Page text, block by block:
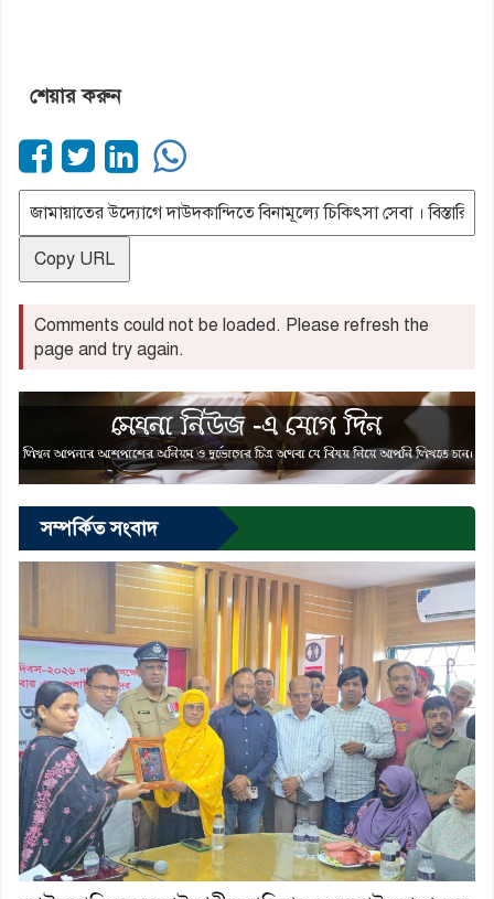
শেয়ার করুন
Copy URL
Comments could not be loaded. Please refresh the
page and try again.
সম্পর্কিত সংবাদ